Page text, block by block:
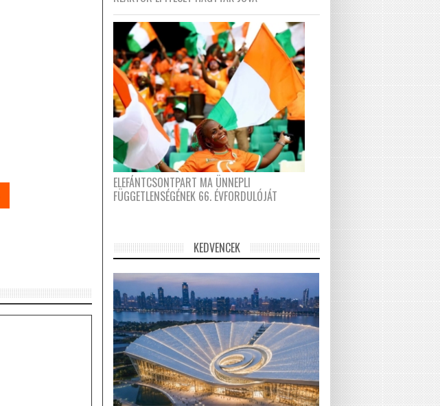
ELEFÁNTCSONTPART MA ÜNNEPLI
FÜGGETLENSÉGÉNEK 66. ÉVFORDULÓJÁT
KEDVENCEK